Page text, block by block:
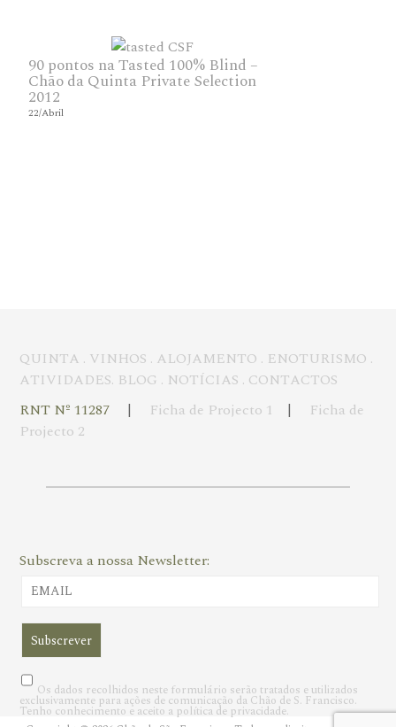
90 pontos na Tasted 100% Blind –
Chão da Quinta Private Selection
2012
22/Abril
QUINTA . VINHOS . ALOJAMENTO . ENOTURISMO .
ATIVIDADES. BLOG . NOTÍCIAS . CONTACTOS
RNT Nº 11287 | Ficha de Projecto 1 | Ficha de
Projecto 2
Subscreva a nossa Newsletter:
Os dados recolhidos neste formulário serão tratados e utilizados
exclusivamente para ações de comunicação da Chão de S. Francisco.
Tenho conhecimento e aceito a política de privacidade.